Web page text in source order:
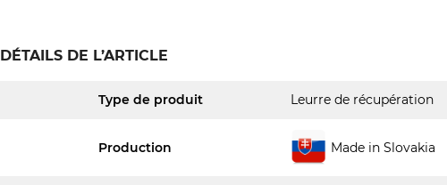
DÉTAILS DE L’ARTICLE
Type de produit Leurre de récupération
Production Made in Slovakia